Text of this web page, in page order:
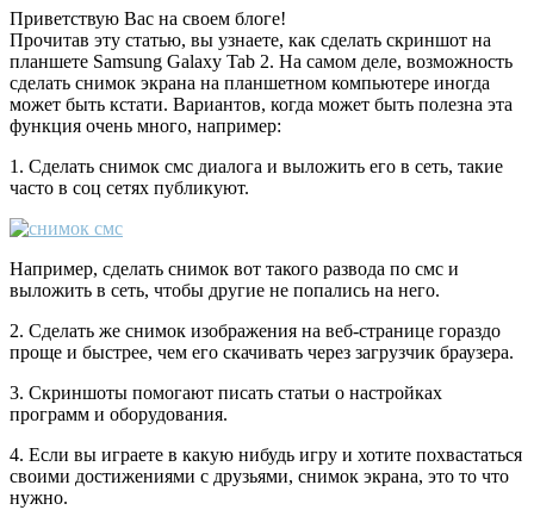
Приветствую Вас на своем блоге!
Прочитав эту статью, вы узнаете, как сделать скриншот на
планшете Samsung Galaxy Tab 2. На самом деле, возможность
сделать снимок экрана на планшетном компьютере иногда
может быть кстати. Вариантов, когда может быть полезна эта
функция очень много, например:
1. Сделать снимок смс диалога и выложить его в сеть, такие
часто в соц сетях публикуют.
Например, сделать снимок вот такого развода по смс и
выложить в сеть, чтобы другие не попались на него.
2. Сделать же снимок изображения на веб-странице гораздо
проще и быстрее, чем его скачивать через загрузчик браузера.
3. Скриншоты помогают писать статьи о настройках
программ и оборудования.
4. Если вы играете в какую нибудь игру и хотите похвастаться
своими достижениями с друзьями, снимок экрана, это то что
нужно.